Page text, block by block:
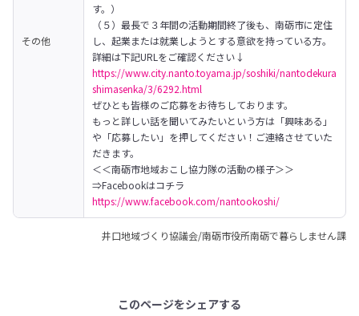
その他
す。）
（５）最長で３年間の活動期間終了後も、南砺市に定住
し、起業または就業しようとする意欲を持っている方。
https://www.city.nanto.toyama.jp/soshiki/nantodekura
shimasenka/3/6292.html
ぜひとも皆様のご応募をお待ちしております。
もっと詳しい話を聞いてみたいという方は「興味ある」
や「応募したい」を押してください！ご連絡させていた
だきます。
＜＜南砺市地域おこし協力隊の活動の様子＞＞
⇒Facebookはコチラ
https://www.facebook.com/nantookoshi/
井口地域づくり協議会/南砺市役所南砺で暮らしません課
このページをシェアする